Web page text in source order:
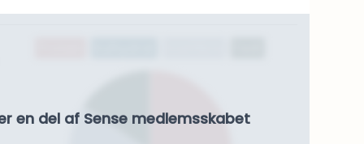
en del af Sense medlemsskabet